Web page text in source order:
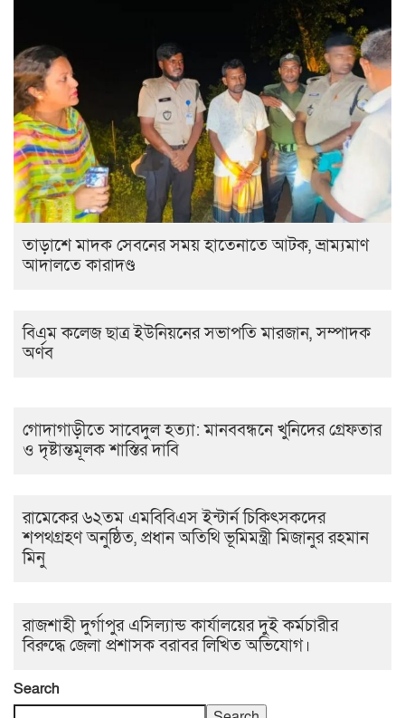
তাড়াশে মাদক সেবনের সময় হাতেনাতে আটক, ভ্রাম্যমাণ
আদালতে কারাদণ্ড
বিএম কলেজ ছাত্র ইউনিয়নের সভাপতি মারজান, সম্পাদক
অর্ণব
গোদাগাড়ীতে সাবেদুল হত্যা: মানববন্ধনে খুনিদের গ্রেফতার
ও দৃষ্টান্তমূলক শাস্তির দাবি
রামেকের ৬২তম এমবিবিএস ইন্টার্ন চিকিৎসকদের
শপথগ্রহণ অনুষ্ঠিত, প্রধান অতিথি ভূমিমন্ত্রী মিজানুর রহমান
মিনু
রাজশাহী দুর্গাপুর এসিল্যান্ড কার্যালয়ের দুই কর্মচারীর
বিরুদ্ধে জেলা প্রশাসক বরাবর লিখিত অভিযোগ।
Search